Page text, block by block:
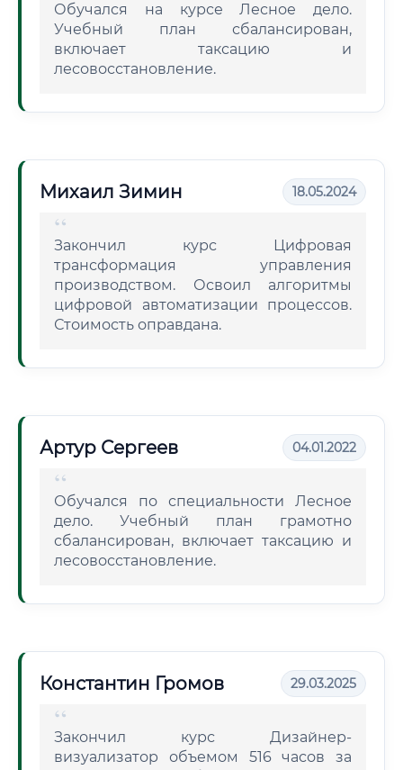
Обучался на курсе Лесное дело.
Учебный план сбалансирован,
включает таксацию и
лесовосстановление.
Михаил Зимин 18.05.2024
Закончил курс Цифровая
трансформация управления
производством. Освоил алгоритмы
цифровой автоматизации процессов.
Стоимость оправдана.
Артур Сергеев 04.01.2022
Обучался по специальности Лесное
дело. Учебный план грамотно
сбалансирован, включает таксацию и
лесовосстановление.
Константин Громов 29.03.2025
Закончил курс Дизайнер-
визуализатор объемом 516 часов за